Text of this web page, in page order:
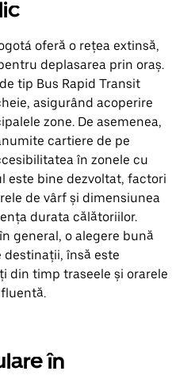
oferă o rețea extinsă,
deplasarea prin oraș.
tip Bus Rapid Transit
asigurând acoperire
zone. De asemenea,
cartiere de pe
în zonele cu
este bine dezvoltat, factori
de vârf și dimensiunea
durata călătoriilor.
general, o alegere bună
însă este
din timp traseele și orarele
în